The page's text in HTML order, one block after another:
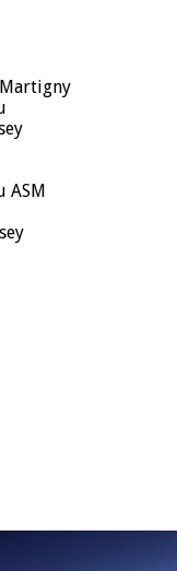
Martigny
ASM